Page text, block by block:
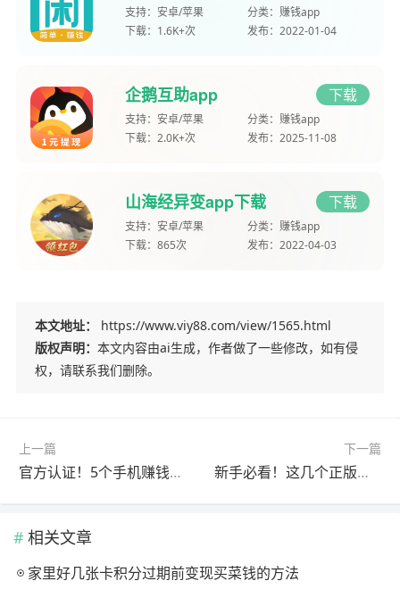
支持： 安卓/苹果 分类： 赚钱app
下载： 1.6K+次 发布： 2022-01-04
企鹅互助app 下载
支持： 安卓/苹果 分类： 赚钱app
下载： 2.0K+次 发布： 2025-11-08
山海经异变app下载 下载
支持： 安卓/苹果 分类： 赚钱app
下载： 865次 发布： 2022-04-03
本文地址：
https://www.viy88.com/view/1565.html
版权声明： 本文内容由ai生成，作者做了一些修改，如有侵
权，请联系我们删除。
上一篇
官方认证！5个手机赚钱软件，轻松实现零花钱自由
下一篇
新手必看！这几个正版手机赚钱软件，零门槛上手
相关文章
家里好几张卡积分过期前变现买菜钱的方法